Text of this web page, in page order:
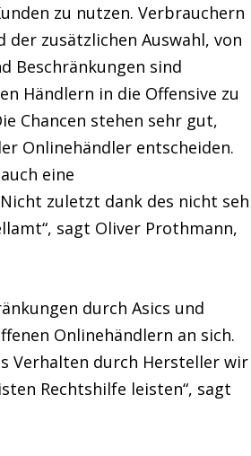
zu nutzen. Verbrauchern
zusätzlichen Auswahl, von
Beschränkungen sind
Händlern in die Offensive zu
Chancen stehen sehr gut,
Onlinehändler entscheiden.
eine
zuletzt dank des nicht
sagt Oliver Prothmann,
durch Asics und
Onlinehändlern an sich.
Verhalten durch Hersteller wir
Rechtshilfe leisten“, sagt